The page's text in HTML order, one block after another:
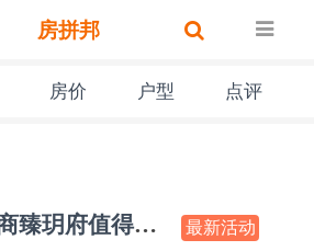
房拼邦
房价 户型 点评
佛山金地招商臻玥府值得买吗?天佑城旁城芯央企1万起
最新活动